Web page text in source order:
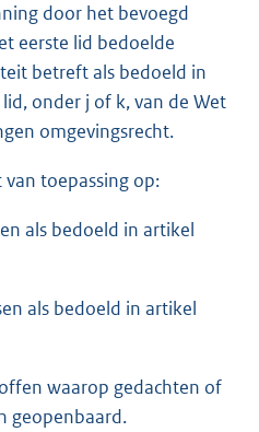
door het bevoegd
eerste lid bedoelde
betreft als bedoeld in
onder j of k, van de Wet
omgevingsrecht.
toepassing op:
als bedoeld in artikel
als bedoeld in artikel
waarop gedachten of
geopenbaard.